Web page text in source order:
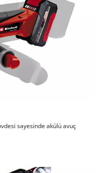
sayesinde akülü avuç